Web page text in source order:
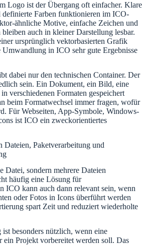
Logo ist der Übergang oft einfacher. Klare
definierte Farben funktionieren im ICO-
ähnliche Motive, einfache Zeichen und
auch in kleiner Darstellung lesbar.
ursprünglich vektorbasierten Grafik
in ICO sehr gute Ergebnisse
dabei nur den technischen Container. Der
sein. Ein Dokument, ein Bild, eine
verschiedenen Formaten gespeichert
beim Formatwechsel immer fragen, wofür
Für Webseiten, App-Symbole, Windows-
ist ICO ein zweckorientiertes
Paketverarbeitung und
Datei, sondern mehrere Dateien
häufig eine Lösung für
ICO kann auch dann relevant sein, wenn
oder Fotos in Icons überführt werden
spart Zeit und reduziert wiederholte
besonders nützlich, wenn eine
Projekt vorbereitet werden soll. Das